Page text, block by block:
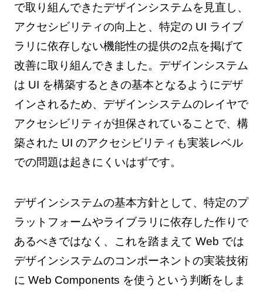
で取り組んできたデザインシステムを見直し、
アクセシビリティの向上と、特定の UI ライブ
ラリに依存しない機能性の提供の2点を掲げて
改善に取り組んできました。デザインシステム
は UI を構築するときの基本となるようにデザ
インされるため、デザインシステムのレイヤで
アクセシビリティが担保されていることで、構
築された UI のアクセシビリティも実装レベル
での問題は起きにくいはずです。
デザインシステムの基本方針として、特定のプ
ラットフォームやライブラリに依存した作りで
あるべきではなく、これを踏まえて Web では
デザインシステムのコンポーネントの実装技術
に Web Components を使うという判断をしま